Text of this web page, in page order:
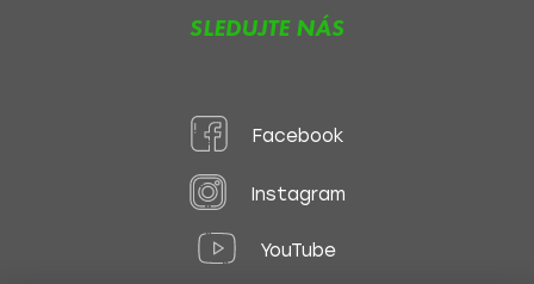
SLEDUJTE NÁS
Facebook
Instagram
YouTube